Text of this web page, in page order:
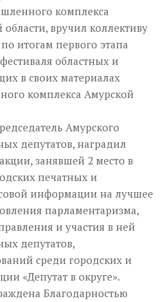
комплекса
вручил коллективу
итогам первого этапа
областных и
в своих материалах
комплекса Амурской
Амурского
депутатов, наградил
занявшей 2 место в
печатных и
информации на лучшее
парламентаризма,
и участия в ней
депутатов,
среди городских и
«Депутат в округе».
Благодарностью